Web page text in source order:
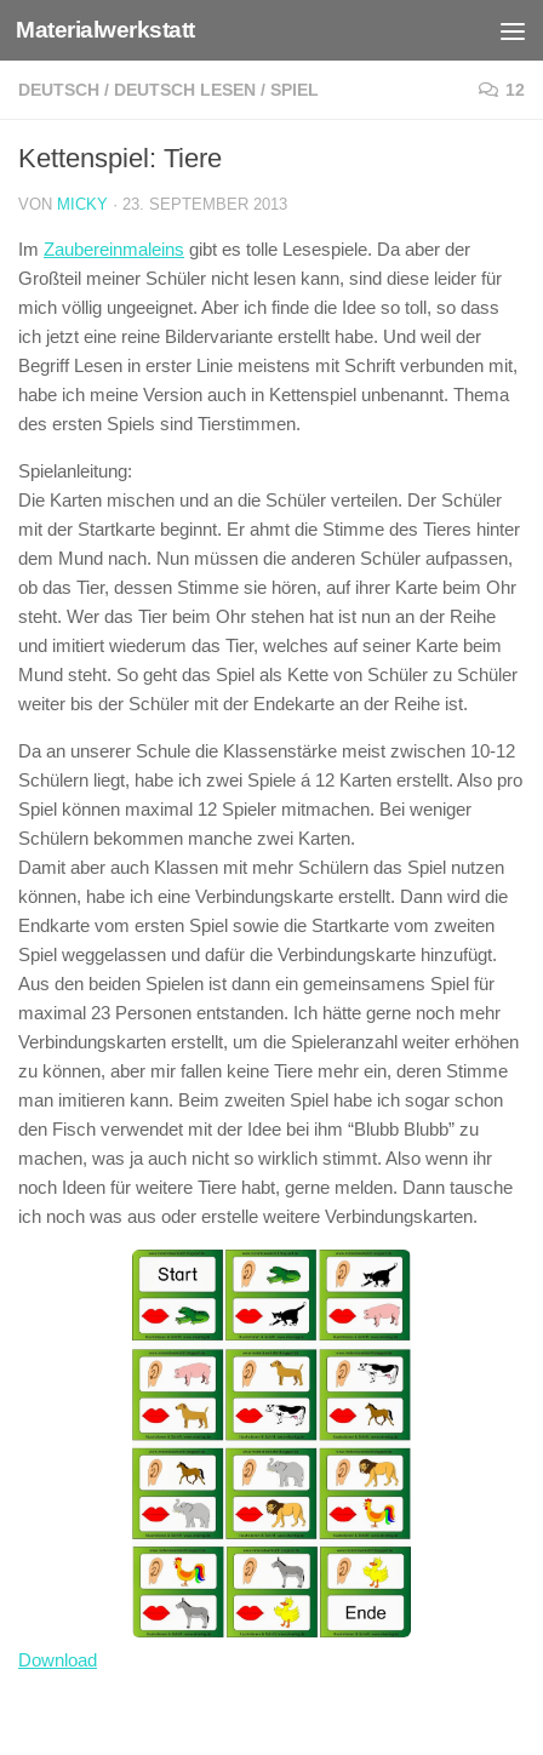
Zum Inhalt springen
Materialwerkstatt
DEUTSCH / DEUTSCH LESEN / SPIEL 12
Kettenspiel: Tiere
VON MICKY · 23. SEPTEMBER 2013
Im Zaubereinmaleins gibt es tolle Lesespiele. Da aber der
Großteil meiner Schüler nicht lesen kann, sind diese leider für
mich völlig ungeeignet. Aber ich finde die Idee so toll, so dass
ich jetzt eine reine Bildervariante erstellt habe. Und weil der
Begriff Lesen in erster Linie meistens mit Schrift verbunden mit,
habe ich meine Version auch in Kettenspiel unbenannt. Thema
des ersten Spiels sind Tierstimmen.
Spielanleitung:
Die Karten mischen und an die Schüler verteilen. Der Schüler
mit der Startkarte beginnt. Er ahmt die Stimme des Tieres hinter
dem Mund nach. Nun müssen die anderen Schüler aufpassen,
ob das Tier, dessen Stimme sie hören, auf ihrer Karte beim Ohr
steht. Wer das Tier beim Ohr stehen hat ist nun an der Reihe
und imitiert wiederum das Tier, welches auf seiner Karte beim
Mund steht. So geht das Spiel als Kette von Schüler zu Schüler
weiter bis der Schüler mit der Endekarte an der Reihe ist.
Da an unserer Schule die Klassenstärke meist zwischen 10-12
Schülern liegt, habe ich zwei Spiele á 12 Karten erstellt. Also pro
Spiel können maximal 12 Spieler mitmachen. Bei weniger
Schülern bekommen manche zwei Karten.
Damit aber auch Klassen mit mehr Schülern das Spiel nutzen
können, habe ich eine Verbindungskarte erstellt. Dann wird die
Endkarte vom ersten Spiel sowie die Startkarte vom zweiten
Spiel weggelassen und dafür die Verbindungskarte hinzufügt.
Aus den beiden Spielen ist dann ein gemeinsamens Spiel für
maximal 23 Personen entstanden. Ich hätte gerne noch mehr
Verbindungskarten erstellt, um die Spieleranzahl weiter erhöhen
zu können, aber mir fallen keine Tiere mehr ein, deren Stimme
man imitieren kann. Beim zweiten Spiel habe ich sogar schon
den Fisch verwendet mit der Idee bei ihm “Blubb Blubb” zu
machen, was ja auch nicht so wirklich stimmt. Also wenn ihr
noch Ideen für weitere Tiere habt, gerne melden. Dann tausche
ich noch was aus oder erstelle weitere Verbindungskarten.
Download